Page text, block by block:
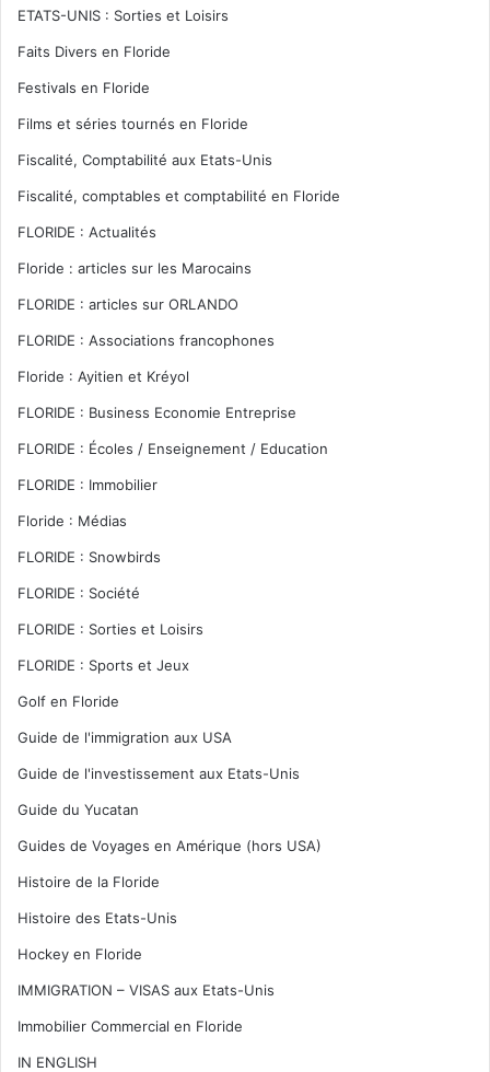
ETATS-UNIS : Sorties et Loisirs
Faits Divers en Floride
Festivals en Floride
Films et séries tournés en Floride
Fiscalité, Comptabilité aux Etats-Unis
Fiscalité, comptables et comptabilité en Floride
FLORIDE : Actualités
Floride : articles sur les Marocains
FLORIDE : articles sur ORLANDO
FLORIDE : Associations francophones
Floride : Ayitien et Kréyol
FLORIDE : Business Economie Entreprise
FLORIDE : Écoles / Enseignement / Education
FLORIDE : Immobilier
Floride : Médias
FLORIDE : Snowbirds
FLORIDE : Société
FLORIDE : Sorties et Loisirs
FLORIDE : Sports et Jeux
Golf en Floride
Guide de l'immigration aux USA
Guide de l'investissement aux Etats-Unis
Guide du Yucatan
Guides de Voyages en Amérique (hors USA)
Histoire de la Floride
Histoire des Etats-Unis
Hockey en Floride
IMMIGRATION – VISAS aux Etats-Unis
Immobilier Commercial en Floride
IN ENGLISH